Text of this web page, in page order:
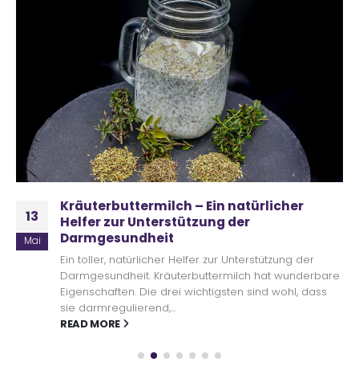
13
Mai
Kräuterbuttermilch – Ein natürlicher
Helfer zur Unterstützung der
Darmgesundheit
Ein toller, natürlicher Helfer zur Unterstützung der
Darmgesundheit. Kräuterbuttermilch hat wunderbare
Eigenschaften. Die drei wichtigsten sind wohl, dass
sie darmregulierend,...
READ MORE